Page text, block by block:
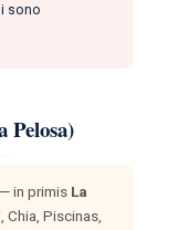
sono
Pelosa)
in primis La
Piscinas,